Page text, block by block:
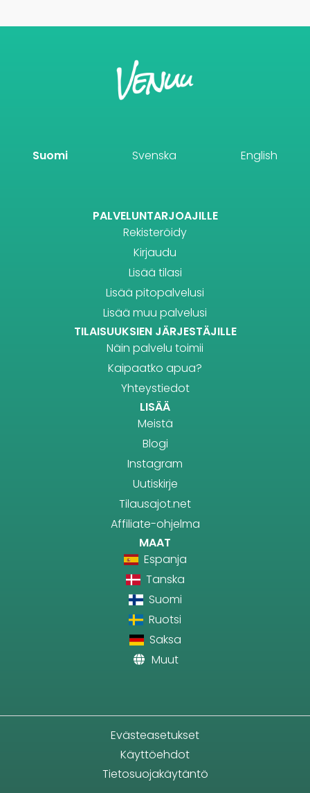
Suomi Svenska English
PALVELUNTARJOAJILLE
Rekisteröidy
Kirjaudu
Lisää tilasi
Lisää pitopalvelusi
Lisää muu palvelusi
TILAISUUKSIEN JÄRJESTÄJILLE
Näin palvelu toimii
Kaipaatko apua?
Yhteystiedot
LISÄÄ
Meistä
Blogi
Instagram
Uutiskirje
Tilausajot.net
Affiliate-ohjelma
MAAT
Espanja
Tanska
Suomi
Ruotsi
Saksa
Muut
Evästeasetukset
Käyttöehdot
Tietosuojakäytäntö